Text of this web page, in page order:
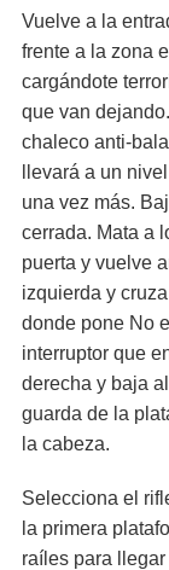
Vuelve a la
frente a la zona
cargándote
que van
chaleco anti-
llevará a un
una vez más.
cerrada. Mata a
puerta y vuelve
izquierda y
donde pone No
interruptor que
derecha y baja
guarda de la
la cabeza.
Selecciona el
la primera
raíles para